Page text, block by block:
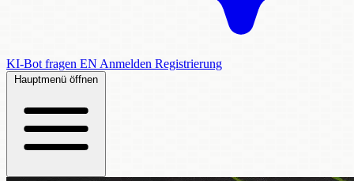
KI-Bot fragen EN Anmelden Registrierung
Hauptmenü öffnen